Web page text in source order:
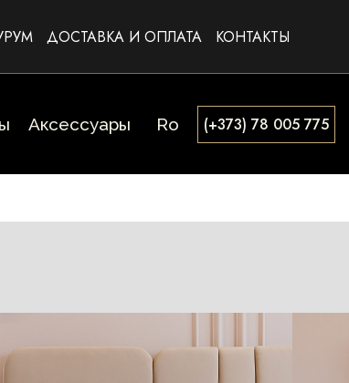
ДОСТАВКА И ОПЛАТА КОНТАКТЫ
Аксессуары Ro (+373) 78 005 775